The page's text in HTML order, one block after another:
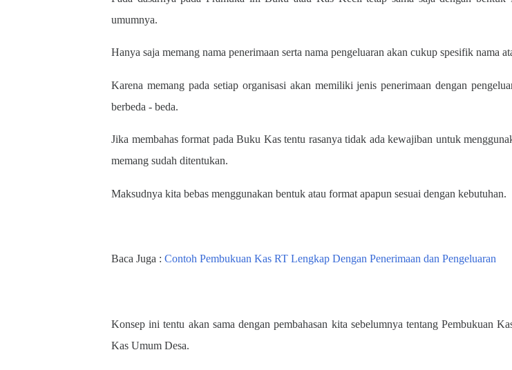
umumnya.
Hanya saja memang nama penerimaan serta nama pengeluaran akan cukup spesifik nama
Karena memang pada setiap organisasi akan memiliki jenis penerimaan dengan
berbeda - beda.
Jika membahas format pada Buku Kas tentu rasanya tidak ada kewajiban untuk
memang sudah ditentukan.
Maksudnya kita bebas menggunakan bentuk atau format apapun sesuai dengan kebutuhan.
Baca Juga : Contoh Pembukuan Kas RT Lengkap Dengan Penerimaan dan Pengeluaran
Konsep ini tentu akan sama dengan pembahasan kita sebelumnya tentang Pembukuan
Kas Umum Desa.